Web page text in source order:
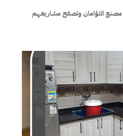
التؤامان وتصفح مشاريعهم